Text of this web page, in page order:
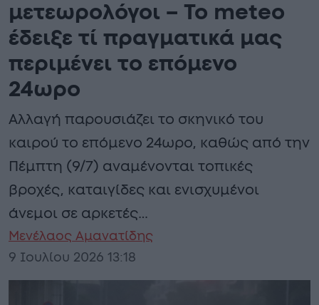
μετεωρολόγοι – Το meteo
έδειξε τί πραγματικά μας
περιμένει το επόμενο
24ωρο
Αλλαγή παρουσιάζει το σκηνικό του
καιρού το επόμενο 24ωρο, καθώς από την
Πέμπτη (9/7) αναμένονται τοπικές
βροχές, καταιγίδες και ενισχυμένοι
άνεμοι σε αρκετές…
Μενέλαος Αμανατίδης
9 Ιουλίου 2026 13:18